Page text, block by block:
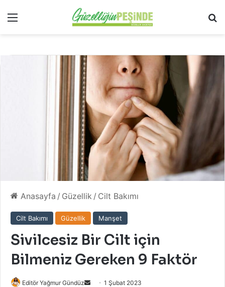
Menü
Anasayfa / Güzellik / Cilt Bakımı
Cilt Bakımı Güzellik Manşet
Sivilcesiz Bir Cilt için
Bilmeniz Gereken 9 Faktör
Editör Yağmur Gündüz
Bir
1 Şubat 2023